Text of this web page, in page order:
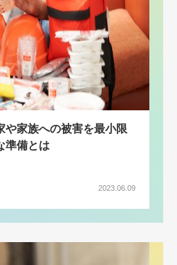
や家族への被害を最小限
準備とは
2023.06.09